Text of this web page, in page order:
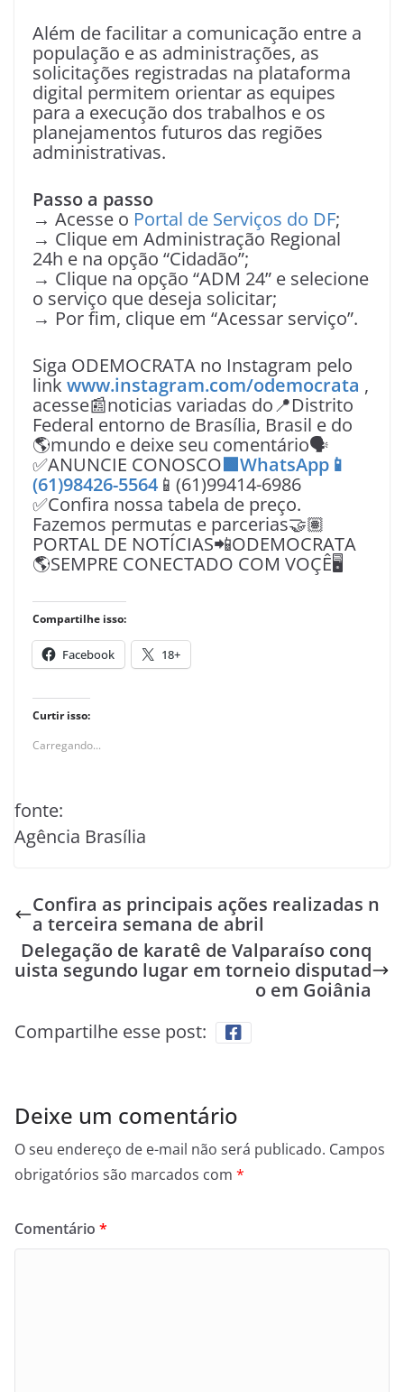
Além de facilitar a comunicação entre a
população e as administrações, as
solicitações registradas na plataforma
digital permitem orientar as equipes
para a execução dos trabalhos e os
planejamentos futuros das regiões
administrativas.
Passo a passo
→ Acesse o Portal de Serviços do DF;
→ Clique em Administração Regional
24h e na opção “Cidadão”;
→ Clique na opção “ADM 24” e selecione
o serviço que deseja solicitar;
→ Por fim, clique em “Acessar serviço”.
Siga ODEMOCRATA no Instagram pelo
link www.instagram.com/odemocrata ,
acesse📰noticias variadas do📍Distrito
Federal entorno de Brasília, Brasil e do
🌎mundo e deixe seu comentário🗣
✅ANUNCIE CONOSCO🟩WhatsApp📱
(61)98426-5564 📱(61)99414-6986
✅Confira nossa tabela de preço.
Fazemos permutas e parcerias🤝🏽
PORTAL DE NOTÍCIAS📲ODEMOCRATA
🌎SEMPRE CONECTADO COM VOÇÊ🖥️
Compartilhe isso:
Facebook 18+
Curtir isso:
Carregando...
fonte:
Agência Brasília
Confira as principais ações realizadas n
a terceira semana de abril
Delegação de karatê de Valparaíso conq
uista segundo lugar em torneio disputad
o em Goiânia
Compartilhe esse post:
Deixe um comentário
O seu endereço de e-mail não será publicado. Campos
obrigatórios são marcados com *
Comentário *